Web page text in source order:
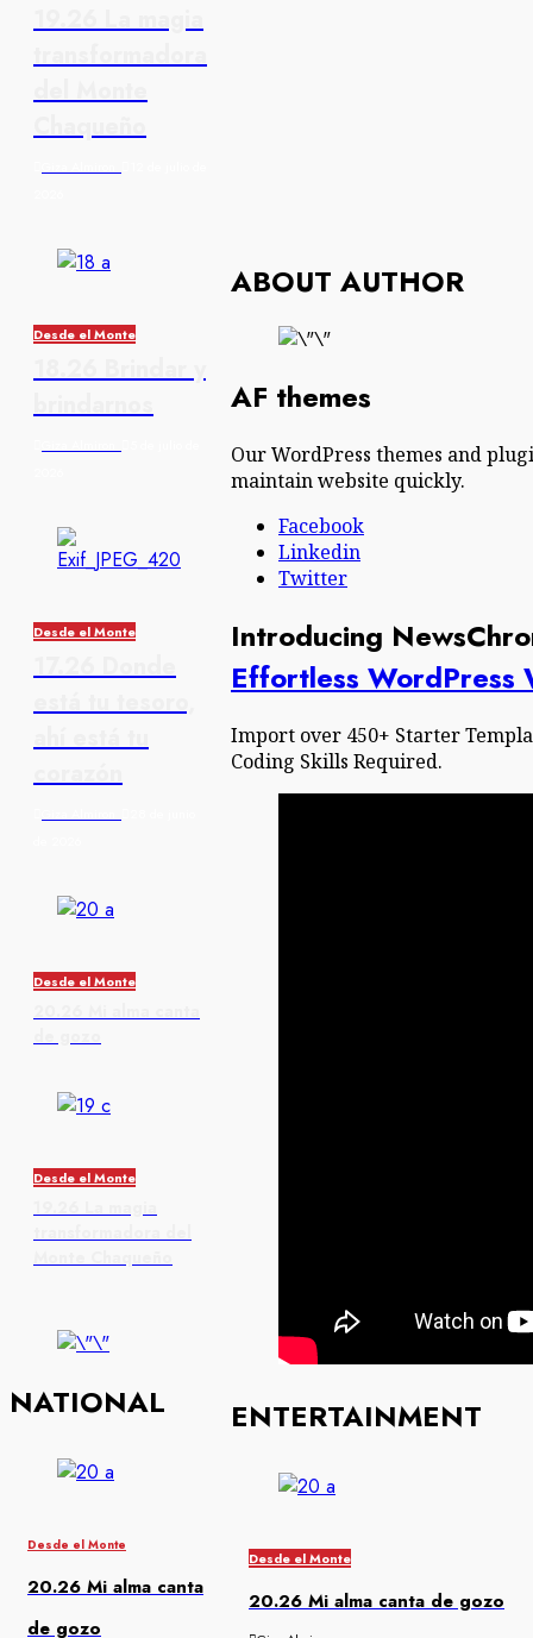
19.26 La magia
transformadora
del Monte
Chaqueño
Desde el Monte
18.26 Brindar y
brindarnos
Desde el Monte
17.26 Donde
está tu tesoro,
ahí está tu
corazón
Desde el Monte
Desde el Monte
NATIONAL
Desde el Monte
20.26 Mi alma canta
de gozo
ABOUT AUTHOR
AF themes
Our WordPress themes and
maintain website quickly.
Facebook
Linkedin
Twitter
Introducing
Effortless WordPress
Import over 450+ Starter
Coding Skills Required.
ENTERTAINMENT
Desde el Monte
20.26 Mi alma canta de gozo